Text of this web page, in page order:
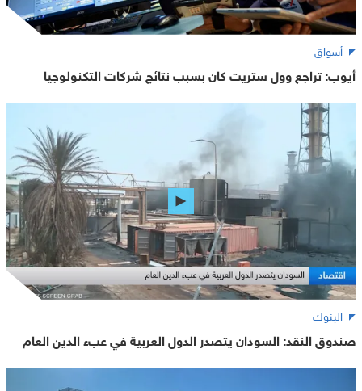
أسواق
أيوب: تراجع وول ستريت كان بسبب نتائج شركات التكنولوجيا
البنوك
صندوق النقد: السودان يتصدر الدول العربية في عبء الدين العام